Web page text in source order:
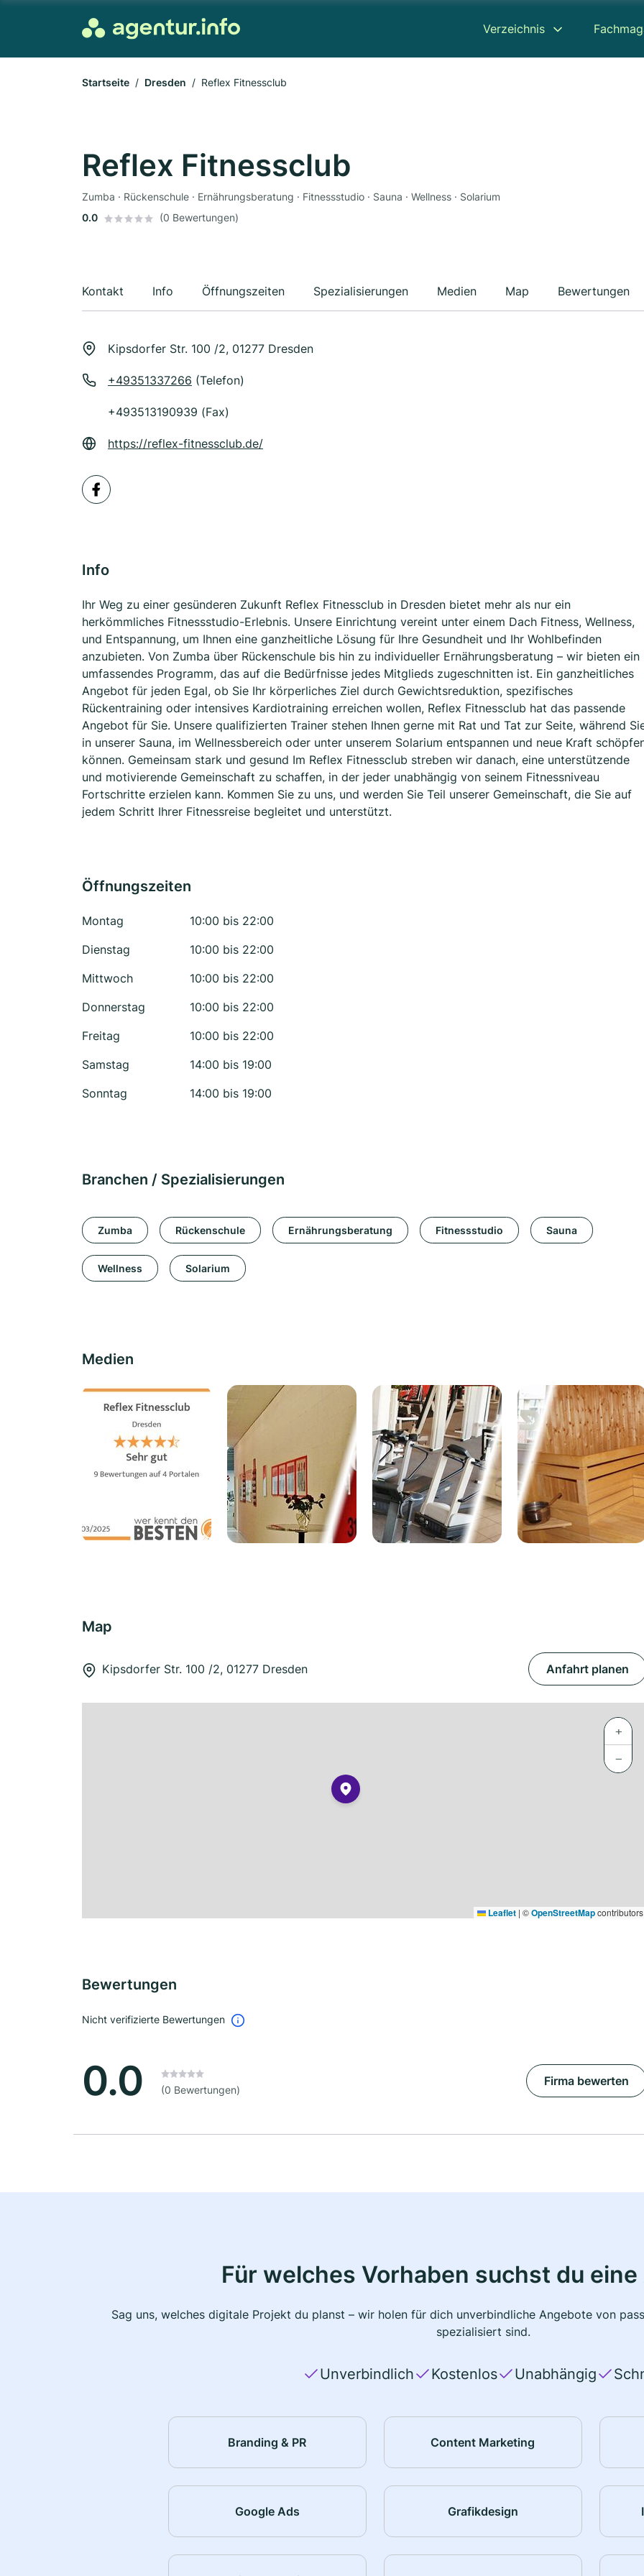
Verzeichnis
Startseite Dresden Reflex Fitnessclub
Reflex Fitnessclub
Zumba · Rückenschule · Ernährungsberatung · Fitnessstudio · Sauna · Wellness · Solarium
0.0
(0 Bewertungen)
Kontakt Info Öffnungszeiten Spezialisierungen Medien Map Bewertungen
Kipsdorfer Str. 100 /2, 01277 Dresden
+49351337266 (Telefon)
+493513190939 (Fax)
https://reflex-fitnessclub.de/
Info
Ihr Weg zu einer gesünderen Zukunft Reflex Fitnessclub in Dresden bietet mehr als nur ein
herkömmliches Fitnessstudio-Erlebnis. Unsere Einrichtung vereint unter einem Dach Fitness, Wellness,
und Entspannung, um Ihnen eine ganzheitliche Lösung für Ihre Gesundheit und Ihr Wohlbefinden
anzubieten. Von Zumba über Rückenschule bis hin zu individueller Ernährungsberatung – wir bieten ein
umfassendes Programm, das auf die Bedürfnisse jedes Mitglieds zugeschnitten ist. Ein ganzheitliches
Angebot für jeden Egal, ob Sie Ihr körperliches Ziel durch Gewichtsreduktion, spezifisches
Rückentraining oder intensives Kardiotraining erreichen wollen, Reflex Fitnessclub hat das passende
Angebot für Sie. Unsere qualifizierten Trainer stehen Ihnen gerne mit Rat und Tat zur Seite, während
in unserer Sauna, im Wellnessbereich oder unter unserem Solarium entspannen und neue Kraft
können. Gemeinsam stark und gesund Im Reflex Fitnessclub streben wir danach, eine unterstützende
und motivierende Gemeinschaft zu schaffen, in der jeder unabhängig von seinem Fitnessniveau
Fortschritte erzielen kann. Kommen Sie zu uns, und werden Sie Teil unserer Gemeinschaft, die Sie auf
jedem Schritt Ihrer Fitnessreise begleitet und unterstützt.
Öffnungszeiten
Montag
10:00 bis 22:00
Dienstag
10:00 bis 22:00
Mittwoch
10:00 bis 22:00
Donnerstag
10:00 bis 22:00
Freitag
10:00 bis 22:00
Samstag
14:00 bis 19:00
Sonntag
14:00 bis 19:00
Branchen / Spezialisierungen
Zumba Rückenschule Ernährungsberatung Fitnessstudio Sauna
Wellness Solarium
Medien
Map
Kipsdorfer Str. 100 /2, 01277 Dresden Anfahrt planen
+
−
Leaflet | ©OpenStreetMapcontributors
Bewertungen
Nicht verifizierte Bewertungen
0.0 (0 Bewertungen)
Firma bewerten
Für welches Vorhaben suchst du
Sag uns, welches digitale Projekt du planst – wir holen für dich unverbindliche Angebote von
spezialisiert sind.
Unverbindlich Kostenlos Unabhängig
Branding & PR Content Marketing
Google Ads Grafikdesign